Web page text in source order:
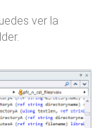
ver la